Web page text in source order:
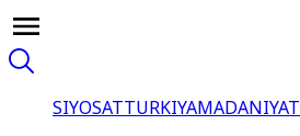
SIYOSATTURKIYAMADANIYAT